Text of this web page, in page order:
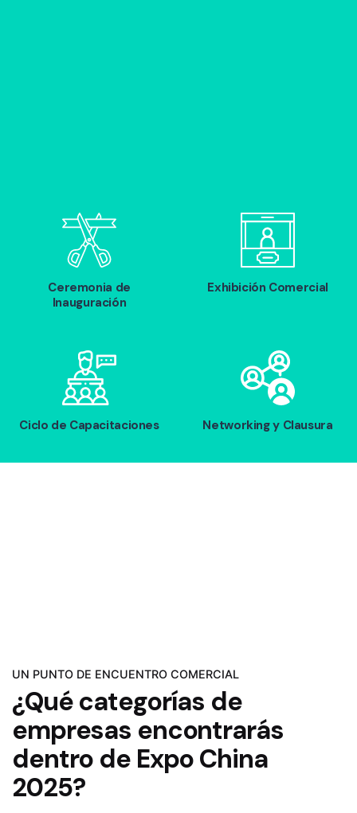
Ceremonia de
Inauguración
Exhibición Comercial
Ciclo de Capacitaciones Networking y Clausura
UN PUNTO DE ENCUENTRO COMERCIAL
¿Qué categorías de
empresas encontrarás
dentro de Expo China
2025?